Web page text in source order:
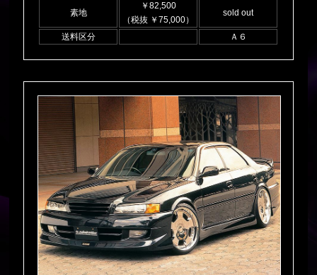
素地
￥82,500
（税抜 ￥75,000）
sold out
送料区分 Ａ６